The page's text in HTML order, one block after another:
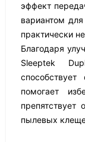
эффект
вариантом
практически
Благодаря
Sleeptek
помогает
пылевых